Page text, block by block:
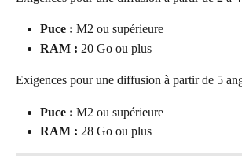
Puce : M2 ou supérieure
RAM : 20 Go ou plus
Exigences pour une diffusion à partir de 5
Puce : M2 ou supérieure
RAM : 28 Go ou plus